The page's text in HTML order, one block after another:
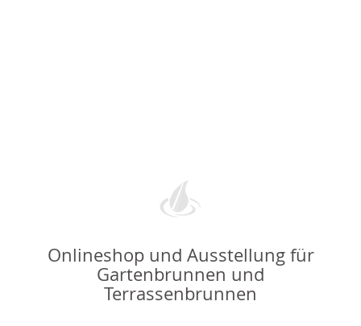
Onlineshop und Ausstellung für
Gartenbrunnen und
Terrassenbrunnen